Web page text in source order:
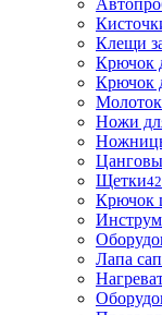
Клещи
Крючок
Крючок
Ножи
Щетки42
Крючок
Лапа